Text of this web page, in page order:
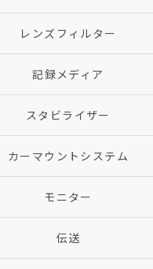
レンズフィルター
記録メディア
スタビライザー
カーマウントシステム
モニター
伝送